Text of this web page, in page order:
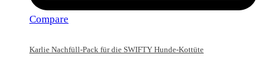
Compare
Karlie Nachfüll-Pack für die SWIFTY Hunde-Kottüte